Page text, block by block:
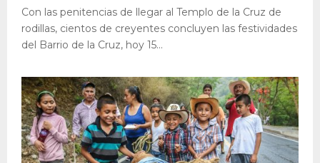
Con las penitencias de llegar al Templo de la Cruz de
rodillas, cientos de creyentes concluyen las festividades
del Barrio de la Cruz, hoy 15...